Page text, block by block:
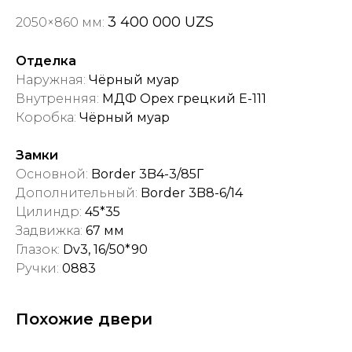
2050×860 мм: 3 400 000 UZS
Отделка
Наружная: Чёрный муар
Внутренняя: МДФ Орех грецкий Е-111
Коробка: Чёрный муар
Замки
Основной: Border 3B4-3/85Г
Дополнительный: Border 3B8-6/14
Цилиндр: 45*35
Задвижка: 67 мм
Глазок: Dv3, 16/50*90
Ручки: 0883
Похожие двери